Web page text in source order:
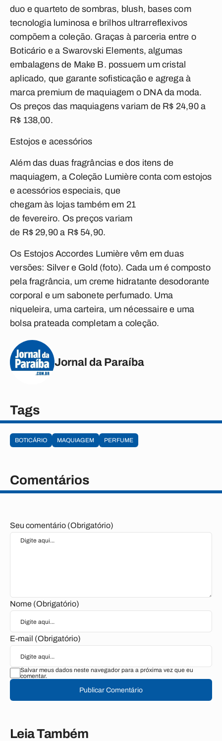
duo e quarteto de sombras, blush, bases com
tecnologia luminosa e brilhos ultrarreflexivos
compõem a coleção. Graças à parceria entre o
Boticário e a Swarovski Elements, algumas
embalagens de Make B. possuem um cristal
aplicado, que garante sofisticação e agrega à
marca premium de maquiagem o DNA da moda.
Os preços das maquiagens variam de R$ 24,90 a
R$ 138,00.
Estojos e acessórios
Além das duas fragrâncias e dos itens de
maquiagem, a Coleção Lumière conta com estojos
e acessóriosespeciais, que
chegam às lojas também em 21
de fevereiro. Os preços variam
de R$ 29,90 a R$ 54,90.
Os Estojos Accordes Lumière vêm em duas
versões: Silver e Gold (foto). Cada um é composto
pela fragrância, um creme hidratante desodorante
corporal e um sabonete perfumado. Uma
niqueleira, uma carteira, um nécessaire e uma
bolsa prateada completam a coleção.
Jornal da Paraíba
Tags
BOTICÁRIO MAQUIAGEM PERFUME
Comentários
Seu comentário (Obrigatório)
Nome (Obrigatório)
E-mail (Obrigatório)
Salvar meus dados neste navegador para a próxima vez que eu
comentar.
Publicar Comentário
Leia Também